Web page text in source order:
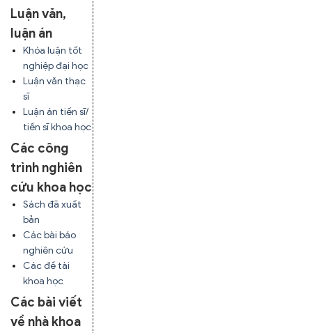
Luận văn,
luận án
Khóa luận tốt
nghiệp đại học
Luận văn thạc
sĩ
Luận án tiến sĩ/
tiến sĩ khoa học
Các công
trình nghiên
cứu khoa học
Sách đã xuất
bản
Các bài báo
nghiên cứu
Các đề tài
khoa học
Các bài viết
về nhà khoa